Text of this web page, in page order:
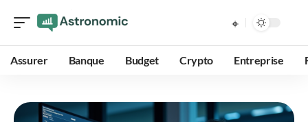
Assurer Banque Budget Crypto Entreprise